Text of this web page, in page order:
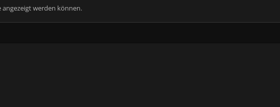
angezeigt werden können.